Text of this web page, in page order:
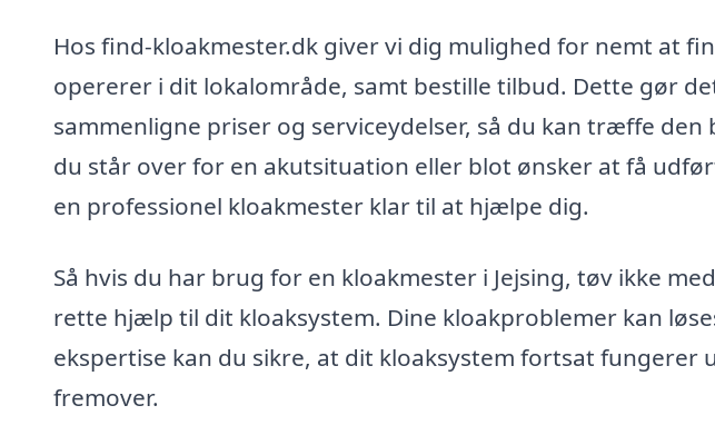
Hos find-kloakmester.dk giver vi dig mulighed for nemt at
opererer i dit lokalområde, samt bestille tilbud. Dette gør
sammenligne priser og serviceydelser, så du kan træffe
du står over for en akutsituation eller blot ønsker at få
en professionel kloakmester klar til at hjælpe dig.
Så hvis du har brug for en kloakmester i Jejsing, tøv ikke
rette hjælp til dit kloaksystem. Dine kloakproblemer kan
ekspertise kan du sikre, at dit kloaksystem fortsat fungerer
fremover.